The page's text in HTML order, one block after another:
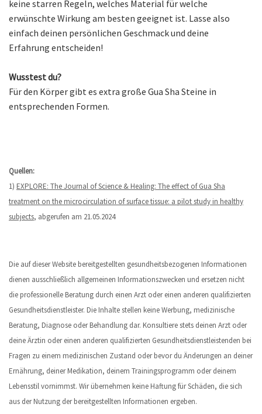
keine starren Regeln, welches Material für welche
erwünschte Wirkung am besten geeignet ist. Lasse also
einfach deinen persönlichen Geschmack und deine
Erfahrung entscheiden!
Wusstest du?
Für den Körper gibt es extra große Gua Sha Steine in
entsprechenden Formen.
Quellen:
1) EXPLORE: The Journal of Science & Healing: The effect of Gua Sha
treatment on the microcirculation of surface tissue: a pilot study in healthy
subjects, abgerufen am 21.05.2024
Die auf dieser Website bereitgestellten gesundheitsbezogenen Informationen
dienen ausschließlich allgemeinen Informationszwecken und ersetzen nicht
die professionelle Beratung durch einen Arzt oder einen anderen qualifizierten
Gesundheitsdienstleister. Die Inhalte stellen keine Werbung, medizinische
Beratung, Diagnose oder Behandlung dar. Konsultiere stets deinen Arzt oder
deine Ärztin oder einen anderen qualifizierten Gesundheitsdienstleistenden bei
Fragen zu einem medizinischen Zustand oder bevor du Änderungen an deiner
Ernährung, deiner Medikation, deinem Trainingsprogramm oder deinem
Lebensstil vornimmst. Wir übernehmen keine Haftung für Schäden, die sich
aus der Nutzung der bereitgestellten Informationen ergeben.